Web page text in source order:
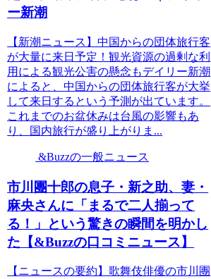
ー新潮
【新潮ニュース】中国からの団体旅行客
が大量に来日予定！観光資源の過剰な利
用による観光公害の懸念もデイリー新潮
によると、中国からの団体旅行客が大挙
して来日するという予測が出ています。
これまでのお盆休みは台風の影響もあ
り、国内旅行が盛り上がりま...
&Buzzの一般ニュース
市川團十郎の息子・新之助、妻・
麻央さんに「まるで二人揃って
る！」という驚きの瞬間を明かし
た【&Buzzの口コミニュース】
【ニュースの要約】歌舞伎俳優の市川團